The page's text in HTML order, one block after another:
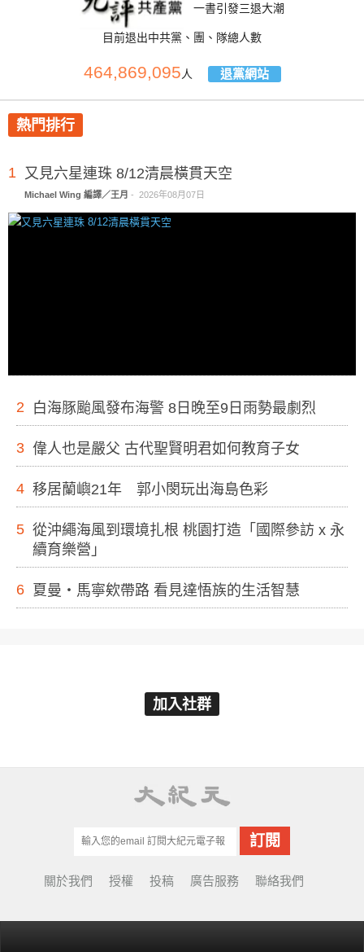
一書引發三退大潮
目前退出中共黨、團、隊總人數
464,869,095人 退黨網站
熱門排行
1 又見六星連珠 8/12清晨橫貫天空
Michael Wing 編譯／王月 - 2026年08月07日
2 白海豚颱風發布海警 8日晚至9日雨勢最劇烈
3 偉人也是嚴父 古代聖賢明君如何教育子女
4 移居蘭嶼21年 郭小閔玩出海島色彩
5 從沖繩海風到環境扎根 桃園打造「國際參訪 x 永
續育樂營」
6 夏曼・馬寧欸帶路 看見達悟族的生活智慧
加入社群
關於我們 授權 投稿 廣告服務 聯絡我們